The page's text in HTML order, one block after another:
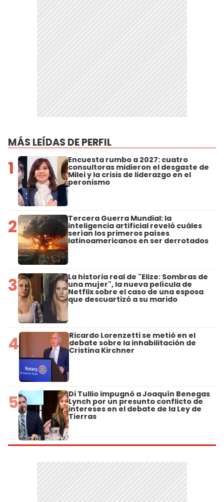
MÁS LEÍDAS DE PERFIL
1 Encuesta rumbo a 2027: cuatro
consultoras midieron el desgaste de
Milei y la crisis de liderazgo en el
peronismo
2 Tercera Guerra Mundial: la
inteligencia artificial reveló cuáles
serían los primeros países
latinoamericanos en ser derrotados
3 La historia real de "Elize: Sombras de
una mujer", la nueva película de
Netflix sobre el caso de una esposa
que descuartizó a su marido
4 Ricardo Lorenzetti se metió en el
debate sobre la inhabilitación de
Cristina Kirchner
5 Di Tullio impugnó a Joaquín Benegas
Lynch por un presunto conflicto de
intereses en el debate de la Ley de
Tierras